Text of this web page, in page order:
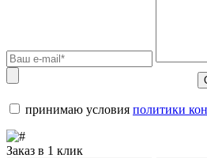
принимаю условия политики
Заказ в 1 клик